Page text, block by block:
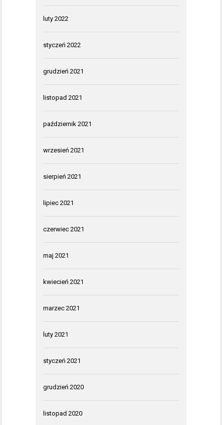
luty 2022
styczeń 2022
grudzień 2021
listopad 2021
październik 2021
wrzesień 2021
sierpień 2021
lipiec 2021
czerwiec 2021
maj 2021
kwiecień 2021
marzec 2021
luty 2021
styczeń 2021
grudzień 2020
listopad 2020